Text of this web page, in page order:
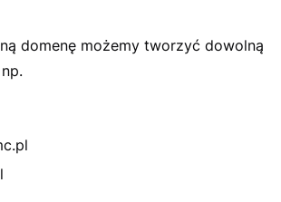
domenę możemy tworzyć dowolną